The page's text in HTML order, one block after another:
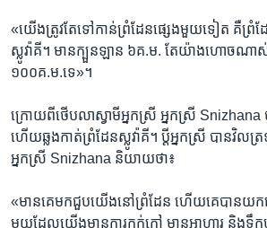
«យើង​ត្រូវ​តែ​ទៅ​កាន់​ព្រំដែនផ្សេងមួយ​ទៀត គឺព្រំ
ស្លូវ៉ាគី។ ​មាន​ក្បួនឡាន ​៦គ.ម. តែយ៉ាង​ហោច​ណា
១០០គ.ម.ទេ»។
ក្រោយពី​ថើប​លាស្វាមី​អ្នកស្រី អ្នកស្រី Snizhana
ហើយ​ឆ្លង​កាត់ព្រំដែនស្លូវ៉ាគី។ ប្តីអ្នកស្រី​ បានវិល
អ្នកស្រី Snizhana និយាយ​ថា៖
«មាន​គេ​មក​ជួបយើង​នៅ​ព្រំដែន ហើយ​គេ​បានយ
មួយ​ដែលយើងមាន​ការ​កក់ក្តៅ ​មានអាហារ ​និង​ទឹក​